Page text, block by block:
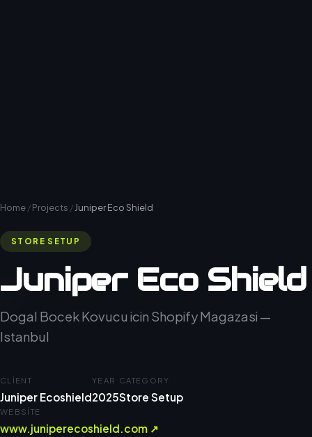
Home/Projects / Juniper Eco Shield
STORE SETUP
Juniper Eco Shield
Dogal Bocek Kovucu icin Shopify Magazasi —
Istanbul
CLIENT
Juniper Ecoshield
YEAR
2025
CATEGORY
Store Setup
WEBSITE
www.juniperecoshield.com ↗